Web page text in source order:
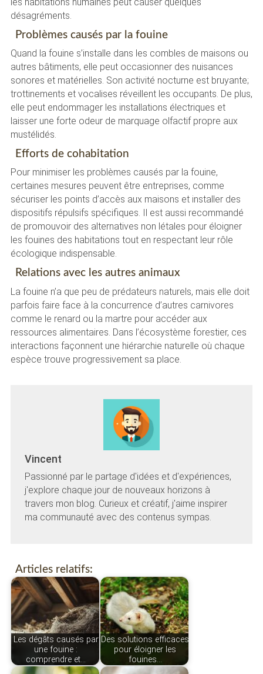
désagréments.
Problèmes causés par la fouine
Quand la fouine s’installe dans les combles de maisons ou
autres bâtiments, elle peut occasionner des nuisances
sonores et matérielles. Son activité nocturne est bruyante;
trottinements et vocalises réveillent les occupants. De plus,
elle peut endommager les installations électriques et
laisser une forte odeur de marquage olfactif propre aux
mustélidés.
Efforts de cohabitation
Pour minimiser les problèmes causés par la fouine,
certaines mesures peuvent être entreprises, comme
sécuriser les points d’accès aux maisons et installer des
dispositifs répulsifs spécifiques. Il est aussi recommandé
de promouvoir des alternatives non létales pour éloigner
les fouines des habitations tout en respectant leur rôle
écologique indispensable.
Relations avec les autres animaux
La fouine n’a que peu de prédateurs naturels, mais elle doit
parfois faire face à la concurrence d’autres carnivores
comme le renard ou la martre pour accéder aux
ressources alimentaires. Dans l’écosystème forestier, ces
interactions façonnent une hiérarchie naturelle où chaque
espèce trouve progressivement sa place.
Vincent
Passionné par le partage d'idées et d'expériences,
j'explore chaque jour de nouveaux horizons à
travers mon blog. Curieux et créatif, j'aime inspirer
ma communauté avec des contenus sympas.
Articles relatifs:
Les dégâts causés par
une fouine :
comprendre et…
Des solutions efficaces
pour éloigner les
fouines…